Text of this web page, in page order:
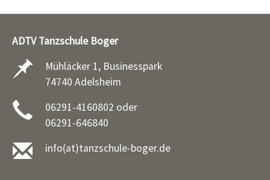
ADTV Tanzschule Boger
Mühläcker 1, Businesspark
74740 Adelsheim
06291-4160802 oder
06291-646840
info(at)tanzschule-boger.de